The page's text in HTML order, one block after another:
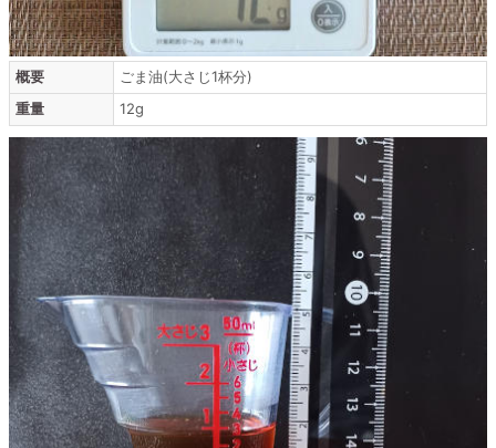
概要
ごま油(大さじ1杯分)
重量
12g